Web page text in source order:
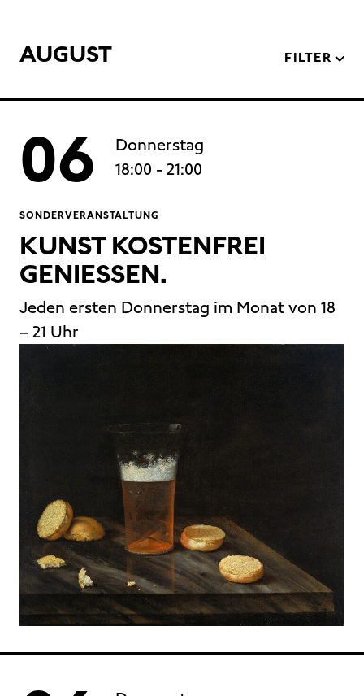
AUGUST FILTER
06
Donnerstag
18:00 - 21:00
SONDERVERANSTALTUNG
KUNST KOSTENFREI
GENIESSEN.
Jeden ersten Donnerstag im Monat von 18
– 21 Uhr